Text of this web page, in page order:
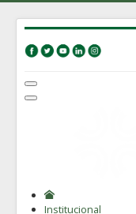
Institucional